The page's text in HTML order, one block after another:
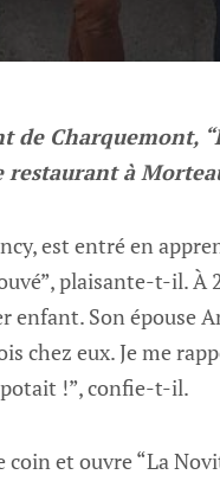
de Charquemont,
à
est entré en
plaisante-t-il. À
enfant. Son épouse
chez eux. Je me
!”, confie-t-il.
coin et ouvre “La